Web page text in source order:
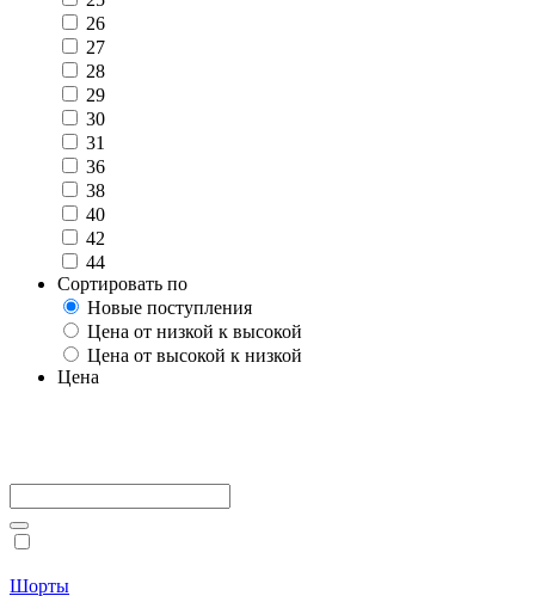
26
27
28
29
30
31
36
38
40
42
44
Сортировать по
Новые поступления
Цена от низкой к высокой
Цена от высокой к низкой
Цена
Шорты